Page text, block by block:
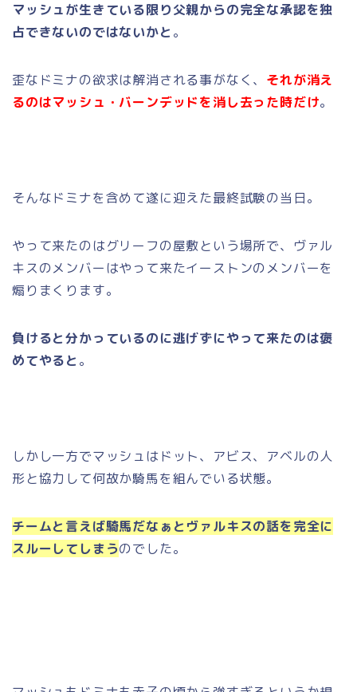
マッシュが生きている限り父親からの完全な承認を独
占できないのではないかと 。
歪なドミナの欲求は解消される事がなく、 それが消え
るのはマッシュ・バーンデッドを消し去った時だけ。
そんなドミナを含めて遂に迎えた最終試験の当日。
やって来たのはグリーフの屋敷という場所で、ヴァル
キスのメンバーはやって来たイーストンのメンバーを
煽りまくります。
負けると分かっているのに逃げずにやって来たのは褒
めてやると 。
しかし一方でマッシュはドット、アビス、アベルの人
形と協力して何故か騎馬を組んでいる状態。
チームと言えば騎馬だなぁとヴァルキスの話を完全に
スルーしてしまうのでした。